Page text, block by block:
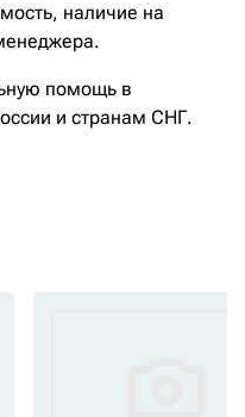
наличие на
помощь в
и странам СНГ.